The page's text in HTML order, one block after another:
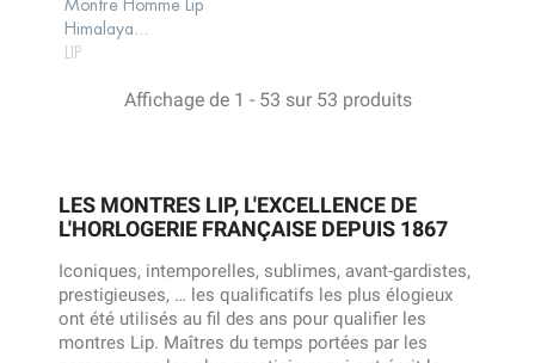
Montre Homme Lip
Himalaya...
LIP
AJOUTER AU
PANIER
Affichage de 1 - 53 sur 53 produits
LES MONTRES LIP, L'EXCELLENCE DE
L'HORLOGERIE FRANÇAISE DEPUIS 1867
Iconiques, intemporelles, sublimes, avant-gardistes,
prestigieuses, … les qualificatifs les plus élogieux
ont été utilisés au fil des ans pour qualifier les
montres Lip. Maîtres du temps portées par les